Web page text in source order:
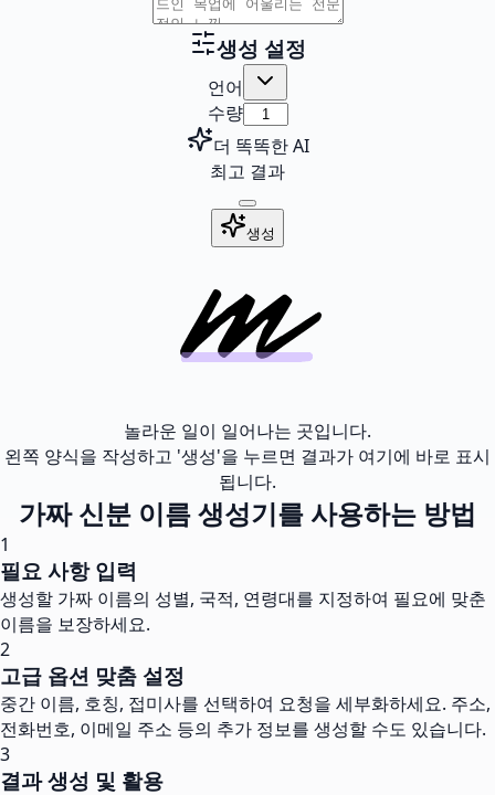
생성 설정
언어
수량
더 똑똑한 AI
최고 결과
생성
놀라운 일이 일어나는 곳입니다.
왼쪽 양식을 작성하고 '생성'을 누르면 결과가 여기에 바로 표시
됩니다.
가짜 신분 이름 생성기를 사용하는 방법
1
필요 사항 입력
생성할 가짜 이름의 성별, 국적, 연령대를 지정하여 필요에 맞춘
이름을 보장하세요.
2
고급 옵션 맞춤 설정
중간 이름, 호칭, 접미사를 선택하여 요청을 세부화하세요. 주소,
전화번호, 이메일 주소 등의 추가 정보를 생성할 수도 있습니다.
3
결과 생성 및 활용